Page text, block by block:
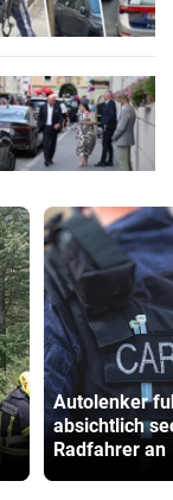
Autolenker
absichtlich
Radfahrer an